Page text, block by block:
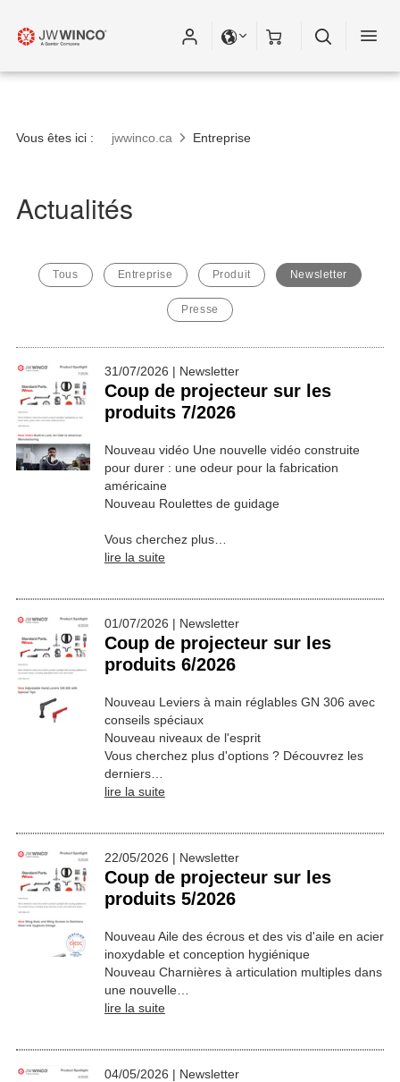
Vous êtes ici : jwwinco.ca Entreprise
Actualités
Tous Entreprise Produit Newsletter
Presse
31/07/2026 | Newsletter
Coup de projecteur sur les
produits 7/2026
Nouveau vidéo Une nouvelle vidéo construite
pour durer : une odeur pour la fabrication
américaine
Nouveau Roulettes de guidage
Vous cherchez plus…
lire la suite
01/07/2026 | Newsletter
Coup de projecteur sur les
produits 6/2026
Nouveau Leviers à main réglables GN 306 avec
conseils spéciaux
Nouveau niveaux de l'esprit
Vous cherchez plus d'options ? Découvrez les
derniers…
lire la suite
22/05/2026 | Newsletter
Coup de projecteur sur les
produits 5/2026
Nouveau Aile des écrous et des vis d'aile en acier
inoxydable et conception hygiénique
Nouveau Charnières à articulation multiples dans
une nouvelle…
lire la suite
04/05/2026 | Newsletter